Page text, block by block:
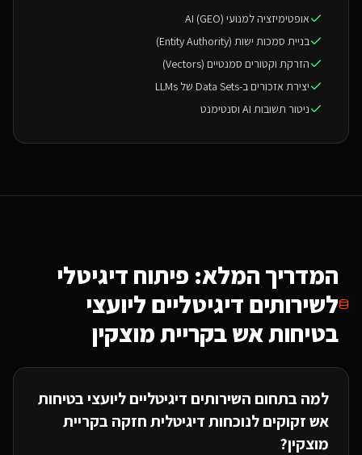
אופטימיזציה למנועי AI (GEO)
בניית סמכות ישות (Entity Authority)
הזרקת וקטורים סמנטיים (Vectors)
יצירת אזכורים ב-Data Sets של LLMs
ניטור תשובות AI וסנטימנט
המדריך המלא: פיתוח דיגיטלי
לשירותים דיגיטליים ליועצי
בטיחות אשבקריית מוצקין
למה בתחום השירותים דיגיטליים ליועצי בטיחות
אשזקוקים לנוכחות דיגיטלית חזקה בקריית
מוצקין?